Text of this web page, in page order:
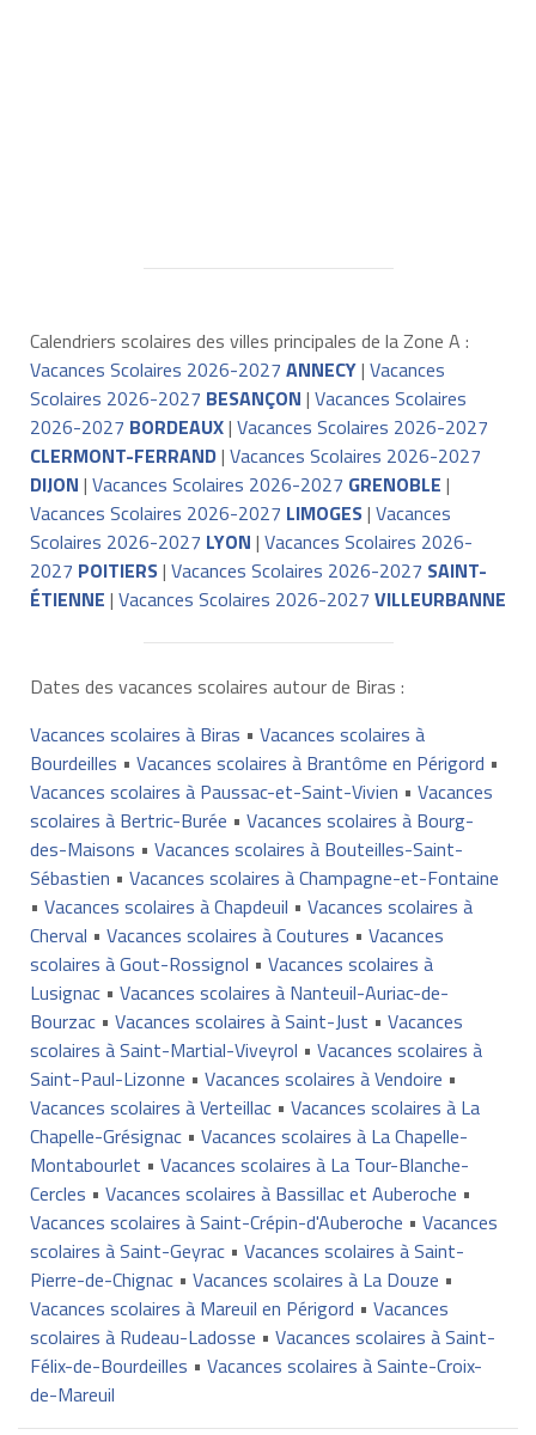
Calendriers scolaires des villes principales de la Zone A :
Vacances Scolaires 2026-2027 ANNECY| Vacances
Scolaires 2026-2027 BESANÇON | Vacances Scolaires
2026-2027 BORDEAUX| Vacances Scolaires 2026-2027
CLERMONT-FERRAND| Vacances Scolaires 2026-2027
DIJON | Vacances Scolaires 2026-2027 GRENOBLE |
Vacances Scolaires 2026-2027 LIMOGES| Vacances
Scolaires 2026-2027 LYON | Vacances Scolaires 2026-
2027 POITIERS| Vacances Scolaires 2026-2027 SAINT-
ÉTIENNE | Vacances Scolaires 2026-2027 VILLEURBANNE
Dates des vacances scolaires autour de Biras :
Vacances scolaires à Biras • Vacances scolaires à
Bourdeilles • Vacances scolaires à Brantôme en Périgord •
Vacances scolaires à Paussac-et-Saint-Vivien • Vacances
scolaires à Bertric-Burée • Vacances scolaires à Bourg-
des-Maisons • Vacances scolaires à Bouteilles-Saint-
Sébastien • Vacances scolaires à Champagne-et-Fontaine
• Vacances scolaires à Chapdeuil • Vacances scolaires à
Cherval • Vacances scolaires à Coutures • Vacances
scolaires à Gout-Rossignol • Vacances scolaires à
Lusignac• Vacances scolaires à Nanteuil-Auriac-de-
Bourzac• Vacances scolaires à Saint-Just • Vacances
scolaires à Saint-Martial-Viveyrol • Vacances scolaires à
Saint-Paul-Lizonne • Vacances scolaires à Vendoire •
Vacances scolaires à Verteillac• Vacances scolaires à La
Chapelle-Grésignac• Vacances scolaires à La Chapelle-
Montabourlet • Vacances scolaires à La Tour-Blanche-
Cercles • Vacances scolaires à Bassillac et Auberoche •
Vacances scolaires à Saint-Crépin-d'Auberoche • Vacances
scolaires à Saint-Geyrac• Vacances scolaires à Saint-
Pierre-de-Chignac• Vacances scolaires à La Douze •
Vacances scolaires à Mareuil en Périgord • Vacances
scolaires à Rudeau-Ladosse • Vacances scolaires à Saint-
Félix-de-Bourdeilles • Vacances scolaires à Sainte-Croix-
de-Mareuil